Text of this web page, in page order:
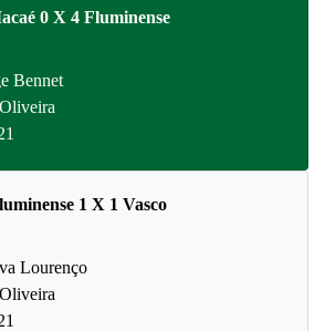
0 X 4 Fluminense
Bennet
1 X 1 Vasco
Lourenço